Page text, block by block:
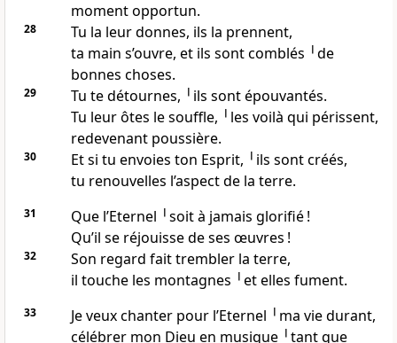
moment opportun.
28
Tu la leur donnes, ils la prennent,
ta main s’ouvre, et ils sont comblés ╵de
bonnes choses.
29
Tu te détournes, ╵ils sont épouvantés.
Tu leur ôtes le souffle, ╵les voilà qui périssent,
redevenant poussière.
30
Et si tu envoies ton Esprit, ╵ils sont créés,
tu renouvelles l’aspect de la terre.
31
Que l’Eternel ╵soit à jamais glorifié !
Qu’il se réjouisse de ses œuvres !
32
Son regard fait trembler la terre,
il touche les montagnes ╵et elles fument.
33
Je veux chanter pour l’Eternel ╵ma vie durant,
célébrer mon Dieu en musique ╵tant que